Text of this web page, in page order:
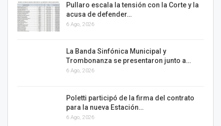
Pullaro escala la tensión con la Corte y la
acusa de defender…
6 Ago, 2026
La Banda Sinfónica Municipal y
Trombonanza se presentaron junto a…
6 Ago, 2026
Poletti participó de la firma del contrato
para la nueva Estación…
6 Ago, 2026